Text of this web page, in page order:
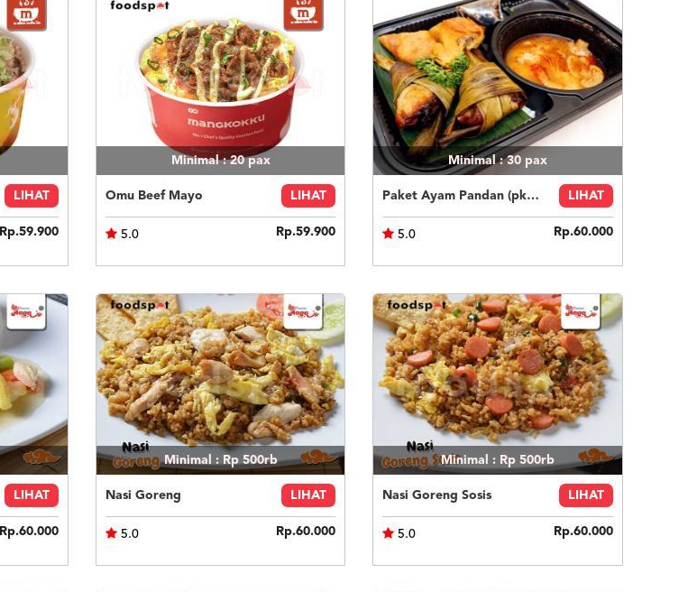
LIHAT
Rp.59.900
Minimal : 20pax
Omu Beef Mayo LIHAT
5.0 Rp.59.900
Minimal : 30 pax
Paket Ayam Pandan (pkt d) LIHAT
5.0 Rp.60.000
LIHAT
Rp.60.000
Minimal : Rp 500rb
Nasi Goreng LIHAT
5.0 Rp.60.000
Minimal : Rp 500rb
Nasi Goreng Sosis LIHAT
5.0 Rp.60.000